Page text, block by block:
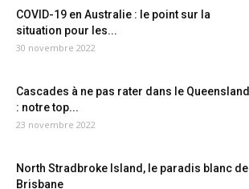
COVID-19 en Australie : le point sur la
situation pour les...
30 novembre 2022
Cascades à ne pas rater dans le Queensland
: notre top...
23 novembre 2022
North Stradbroke Island, le paradis blanc de
Brisbane